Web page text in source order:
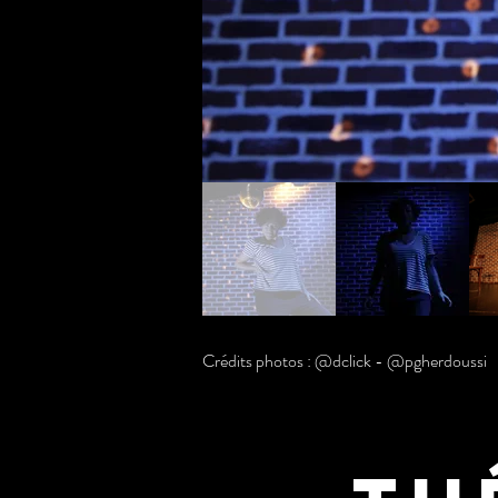
Crédits photos : @dclick - @pgherdoussi